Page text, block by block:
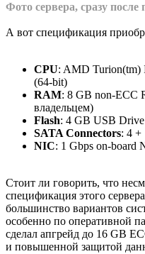
Фото сервера, сразу после
А вот спецификация
CPU: AMD Turion(tm)
(64-bit)
RAM: 8 GB non-ECC
владельцем)
Flash: 4 GB USB Drive
SATA Connectors: 4 +
NIC: 1 Gbps on-board
Стоит ли говорить, что
спецификация этого
большинство вариантов
особенно по оперативной
сделал апгрейд до 16 GB
и повышенной защитой